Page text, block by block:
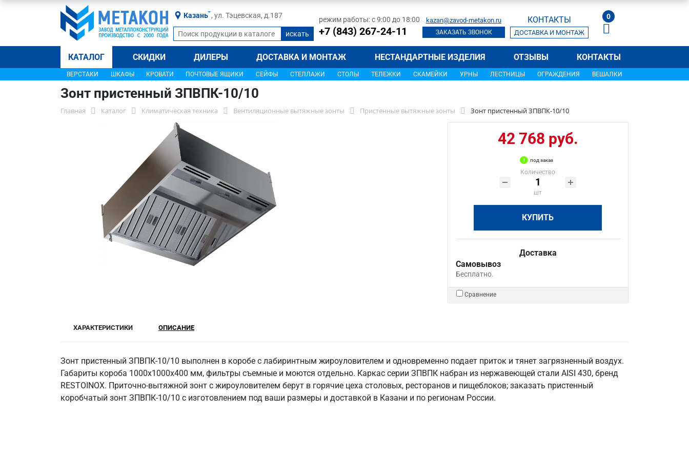
Казань , ул. Тэцевская, д.187 режим работы: с 9:00 до 18:00
+7 (843) 267-24-11
kazan@zavod-metakon.ru
ЗАКАЗАТЬ ЗВОНОК
КОНТАКТЫ
ДОСТАВКА И МОНТАЖ
0
КАТАЛОГ СКИДКИ ДИЛЕРЫ ДОСТАВКА И МОНТАЖ НЕСТАНДАРТНЫЕ ИЗДЕЛИЯ ОТЗЫВЫ КОНТАКТЫ
ВЕРСТАКИ ШКАФЫ КРОВАТИ ПОЧТОВЫЕ ЯЩИКИ СЕЙФЫ СТЕЛЛАЖИ СТОЛЫ ТЕЛЕЖКИ СКАМЕЙКИ УРНЫ ЛЕСТНИЦЫ ОГРАЖДЕНИЯ ВЕШАЛКИ
Зонт пристенный ЗПВПК-10/10
Главная Каталог Климатическая техника Вентиляционные вытяжные зонты Пристенные вытяжные зонты Зонт пристенный ЗПВПК-10/10
42 768 руб.
под заказ
Количество
шт
КУПИТЬ
Доставка
Самовывоз
Бесплатно.
Сравнение
ХАРАКТЕРИСТИКИ ОПИСАНИЕ
Зонт пристенный ЗПВПК-10/10 выполнен в коробе с лабиринтным жироуловителем и одновременно подает приток и тянет загрязненный воздух.
Габариты короба 1000х1000х400 мм, фильтры съемные и моются отдельно. Каркас серии ЗПВПК набран из нержавеющей стали AISI 430, бренд
RESTOINOX. Приточно-вытяжной зонт с жироуловителем берут в горячие цеха столовых, ресторанов и пищеблоков; заказать пристенный
коробчатый зонт ЗПВПК-10/10 с изготовлением под ваши размеры и доставкой в Казани и по регионам России.